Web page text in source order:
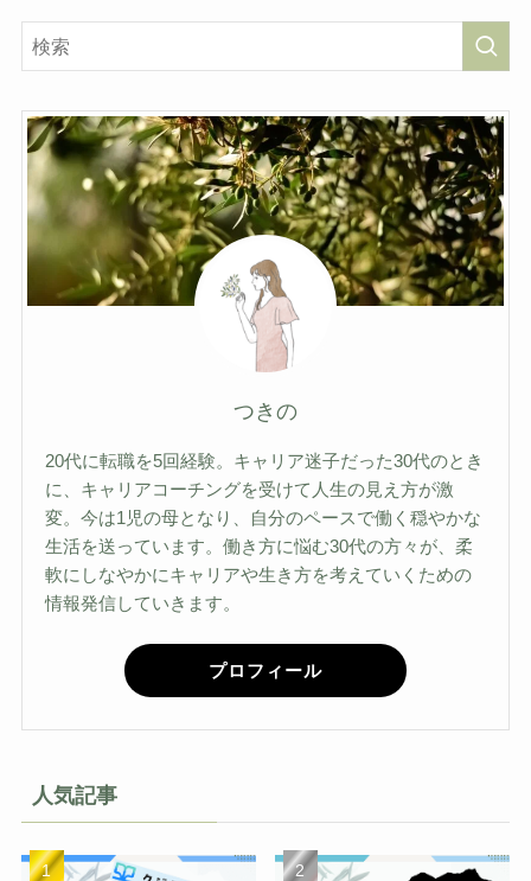
つきの
20代に転職を5回経験。キャリア迷子だった30代のとき
に、キャリアコーチングを受けて人生の見え方が激
変。今は1児の母となり、自分のペースで働く穏やかな
生活を送っています。働き方に悩む30代の方々が、柔
軟にしなやかにキャリアや生き方を考えていくための
情報発信していきます。
プロフィール
人気記事